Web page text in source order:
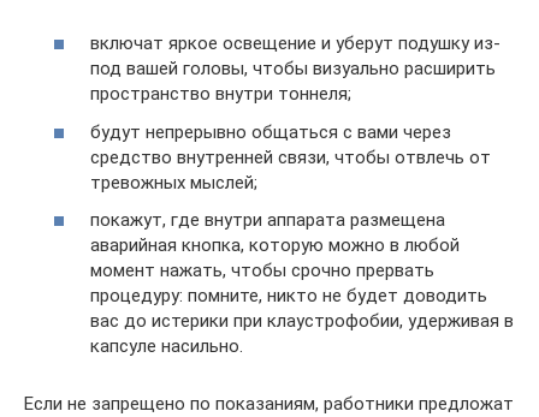
включат яркое освещение и уберут подушку из-
под вашей головы, чтобы визуально расширить
пространство внутри тоннеля;
будут непрерывно общаться с вами через
средство внутренней связи, чтобы отвлечь от
тревожных мыслей;
покажут, где внутри аппарата размещена
аварийная кнопка, которую можно в любой
момент нажать, чтобы срочно прервать
процедуру: помните, никто не будет доводить
вас до истерики при клаустрофобии, удерживая в
капсуле насильно.
Если не запрещено по показаниям, работники предложат